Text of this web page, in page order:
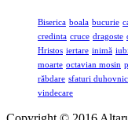
Biserica boala bucurie
credinta cruce dragoste
Hristos iertare inimă
moarte octavian mosin
răbdare sfaturi
vindecare